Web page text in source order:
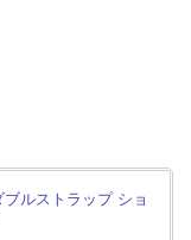
ルストラップ ショ